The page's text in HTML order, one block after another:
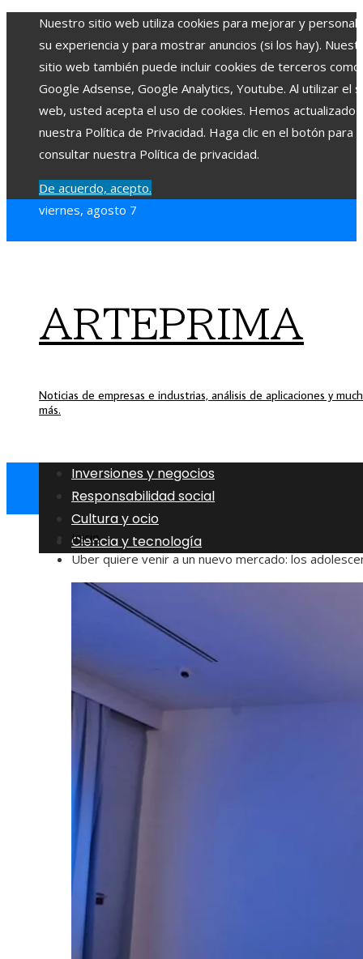
Nuestro sitio web utiliza cookies para mejorar y
su experiencia y para mostrar anuncios (si los hay).
sitio web también puede incluir cookies de terceros como
Google Adsense, Google Analytics, Youtube. Al utilizar el
web, usted acepta el uso de cookies. Hemos actualizado
nuestra Política de Privacidad. Haga clic en el botón para
consultar nuestra Política de privacidad.
De acuerdo, acepto.
viernes, agosto 7
ARTEPRIMA
Noticias de empresas e industrias, análisis de aplicaciones y
más.
Inversiones y negocios
Responsabilidad social
Cultura y ocio
Ciencia y tecnología
Inicio
Uber quiere venir a un nuevo mercado: los